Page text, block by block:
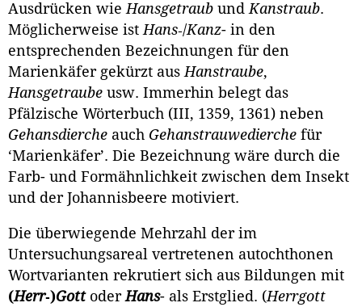
Ausdrücken wieHansgetraub undKanstraub.
Möglicherweise istHans‑/Kanz- in den
entsprechenden Bezeichnungen für den
Marienkäfer gekürzt ausHanstraube,
Hansgetraube usw. Immerhin be­legt das
Pfälzische Wörterbuch (III, 1359, 1361) neben
Gehansdierche auch Gehans­trauwedierche für
‘Marienkäfer’. Die Bezeichnung wäre durch die
Farb- und Formähnlichkeit zwischen dem Insekt
und der Johannisbeere motiviert.
Die überwiegende Mehrzahl der im
Untersuchungsareal vertretenen autochthonen
Wortvarianten rekrutiert sich aus Bildungen mit
(Herr‑)Gott oderHans- als Erstglied. (Herrgott